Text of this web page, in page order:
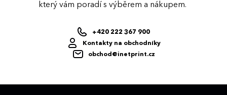
který vám poradí s výběrem a nákupem.
+420 222 367 900
Kontakty na obchodníky
obchod@inetprint.cz